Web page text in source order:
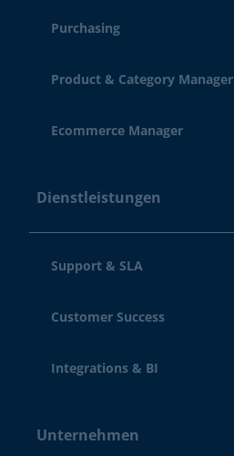
Purchasing
Product & Category Manager
Ecommerce Manager
Dienstleistungen
Support & SLA
Customer Success
Integrations & BI
Unternehmen